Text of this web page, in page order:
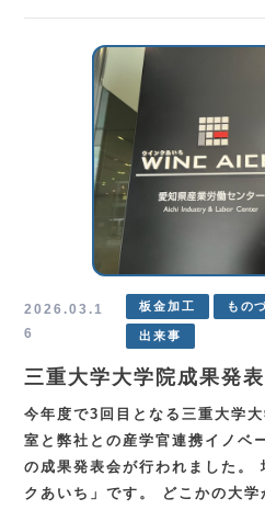
メディア掲
0583-
お問い合
2026.03.1
6
板金加工 もの
出来事
三重大学大学院成果発
今年度で3回目となる三重大学
室と弊社との産学官連携イノベ
の成果発表会が行われました。
クあいち」です。 どこかの大